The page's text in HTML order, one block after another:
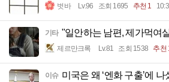
벗바 Lv.96 조회 1695 추천 1
기타 "일안하는 남편, 제가먹여
제르만크록 Lv.81 조회 1538 추천
이슈 미국은 왜 ‘엔화 구출’에